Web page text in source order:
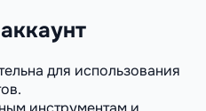
для использования